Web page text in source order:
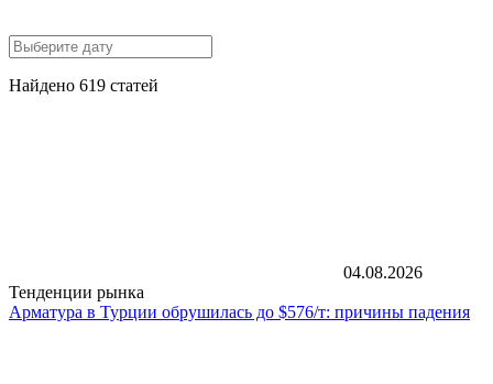
Найдено 619 статей
04.08.2026
Тенденции рынка
Арматура в Турции обрушилась до $576/т: причины падения